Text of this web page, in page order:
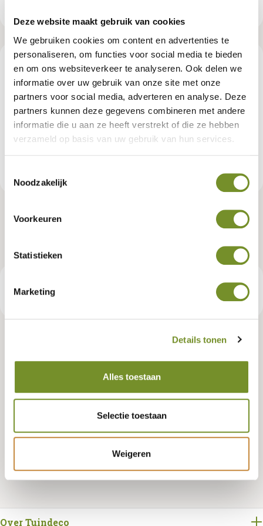
Deze website maakt gebruik van cookies
We gebruiken cookies om content en advertenties te
personaliseren, om functies voor social media te bieden
en om ons websiteverkeer te analyseren. Ook delen we
informatie over uw gebruik van onze site met onze
partners voor social media, adverteren en analyse. Deze
partners kunnen deze gegevens combineren met andere
informatie die u aan ze heeft verstrekt of die ze hebben
verzameld op basis van uw gebruik van hun services.
Noodzakelijk
Voorkeuren
Statistieken
Marketing
Details tonen
Alles toestaan
Selectie toestaan
Weigeren
Beschrijving
kan worden gebruikt door het in water te mengen (dat op de
hete saunakachels wordt gegoten) of rechtstreeks aan te
brengen op de oppervlakken die zijn ontworpen voor
geurverdamping
Harvia saunastoomgeurset
€ 19,95
Bestellen
Over Tuindeco